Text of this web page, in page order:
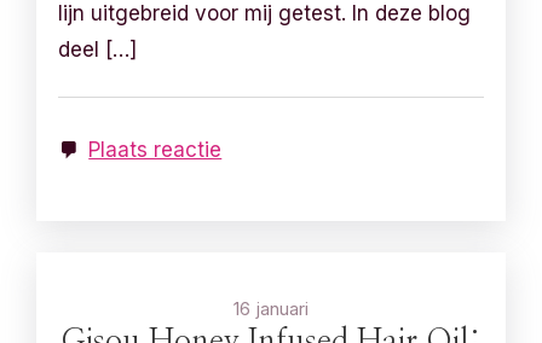
lijn uitgebreid voor mij getest. In deze blog
deel […]
Plaats reactie
16 januari